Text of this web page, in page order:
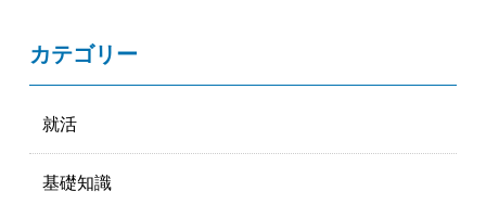
カテゴリー
就活
基礎知識